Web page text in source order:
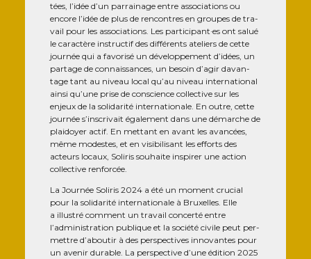
tées, l’idée d’un par­rai­nage entre asso­cia­tions ou
encore l’idée de plus de ren­contres en groupes de tra­
vail pour les asso­cia­tions. Les participant·es ont salué
le carac­tère ins­truc­tif des dif­fé­rents ate­liers de cette
jour­née qui a favo­ri­sé un déve­lop­pe­ment d’idées, un
par­tage de connais­sances, un besoin d’agir davan­
tage tant au niveau local qu’au niveau inter­na­tio­nal
ain­si qu’une prise de conscience col­lec­tive sur les
enjeux de la soli­da­ri­té inter­na­tio­nale. En outre, cette
jour­née s’inscrivait éga­le­ment dans une démarche de
plai­doyer actif. En met­tant en avant les avan­cées,
même modestes, et en visi­bi­li­sant les efforts des
acteurs locaux, Soli­ris sou­haite ins­pi­rer une action
col­lec­tive renforcée.
La Jour­née Soli­ris 2024 a été un moment cru­cial
pour la soli­da­ri­té inter­na­tio­nale à Bruxelles. Elle
a illus­tré com­ment un tra­vail concer­té entre
l’administration publique et la socié­té civile peut per­
mettre d’aboutir à des pers­pec­tives inno­vantes pour
un ave­nir durable. La pers­pec­tive d’une édi­tion 2025